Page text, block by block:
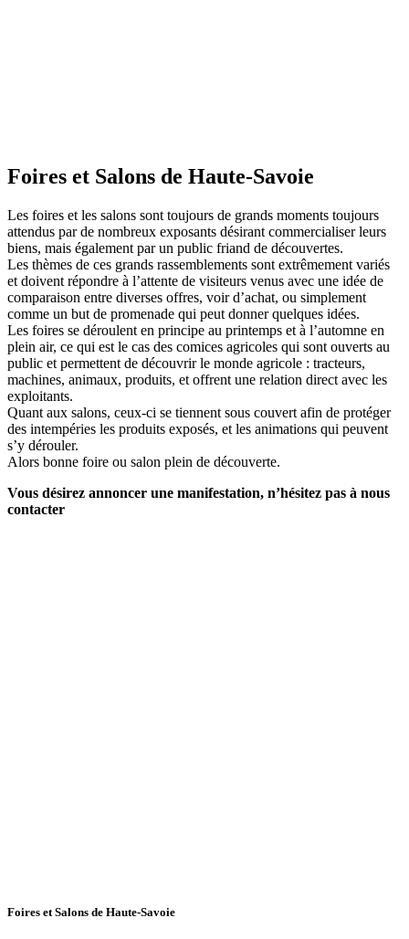
Foires et Salons de Haute-Savoie
Les foires et les salons sont toujours de grands moments toujours
attendus par de nombreux exposants désirant commercialiser leurs
biens, mais également par un public friand de découvertes.
Les thèmes de ces grands rassemblements sont extrêmement variés
et doivent répondre à l’attente de visiteurs venus avec une idée de
comparaison entre diverses offres, voir d’achat, ou simplement
comme un but de promenade qui peut donner quelques idées.
Les foires se déroulent en principe au printemps et à l’automne en
plein air, ce qui est le cas des comices agricoles qui sont ouverts au
public et permettent de découvrir le monde agricole : tracteurs,
machines, animaux, produits, et offrent une relation direct avec les
exploitants.
Quant aux salons, ceux-ci se tiennent sous couvert afin de protéger
des intempéries les produits exposés, et les animations qui peuvent
s’y dérouler.
Alors bonne foire ou salon plein de découverte.
Vous désirez annoncer une manifestation, n’hésitez pas à nous
contacter
Foires et Salons de Haute-Savoie